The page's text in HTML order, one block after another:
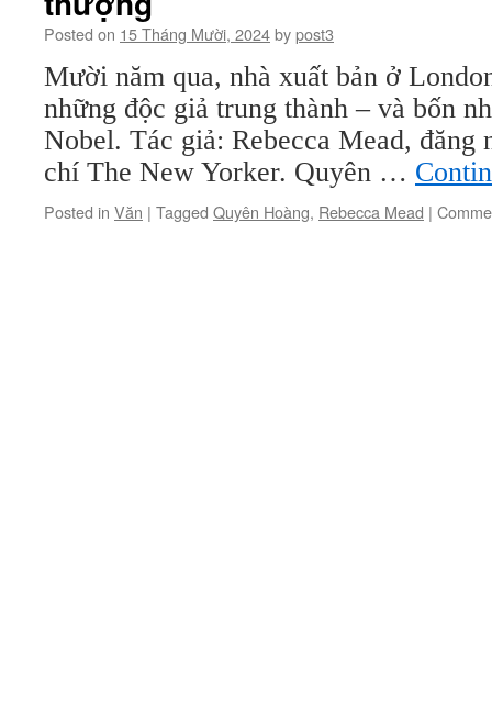
Posted on 15 Tháng Mười, 2024bypost3
Mười năm qua, nhà xuất bản ở
những độc giả trung thành – và bốn
Nobel. Tác giả: Rebecca Mead, đăng
chí The New Yorker. Quyên …
Posted in Văn | Tagged Quyên Hoàng, Rebecca Mead |